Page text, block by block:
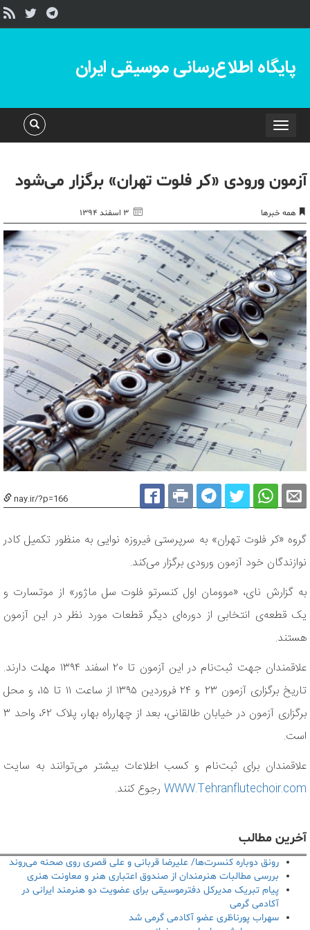
پایگاه اطلاع‌رسانی موسیقی ایران
Toggle
navigation
آزمون ورودی «کر فلوت تهران» برگزار می‌شود
همه خبرها ۳ اسفند ۱۳۹۴
nay.ir/?p=166
گروه «کر فلوت تهران» به سرپرستی فیروزه نوایی به منظور تکمیل کادر
نوازندگان خود آزمون ورودی برگزار می‌کند.
به گزارش نای، «موومان اول کنسرتو فلوت سل ماژور» از موتسارت و
یک قطعه‌ی انتخابی از دوره‌ای دیگر قطعات مورد نظر در این آزمون
هستند.
علاقمندان جهت ثبت‌نام در این آزمون تا ۲۰ اسفند ۱۳۹۴ مهلت دارند.
تاریخ برگزاری آزمون ۲۳ و ۲۴ فروردین ۱۳۹۵ از ساعت ۱۱ تا ۱۵، و محل
برگزاری آزمون در خیابان طالقانی، بعد از چهارراه بهار، پلاک ۶۲، واحد ۳
است.
علاقمندان برای ثبت‌نام و کسب اطلاعات بیشتر می‌توانند به سایت
WWW.Tehranflutechoir.com رجوع کنند.
آخرین مطالب
رونق دوباره کنسرت‌ها/ علیرضا قربانی و علی قصری روی صحنه می‌روند
بررسی مطالبات هنرمندان از صندوق اعتباری هنر و معاونت هنری
پیام تبریک مدیرکل دفترموسیقی برای عضویت دو هنرمند ایرانی در
آکادمی گرمی
سهراب پورناظری عضو آکادمی گرمی شد